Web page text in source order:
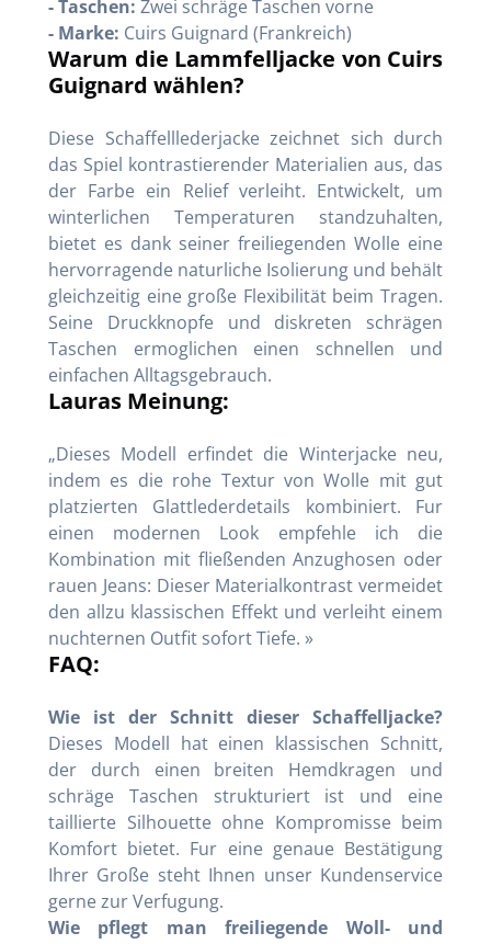
- Taschen: Zwei schräge Taschen vorne
- Marke: Cuirs Guignard (Frankreich)
Warum die Lammfelljacke von Cuirs
Guignard wählen?
Diese Schaffelllederjacke zeichnet sich durch
das Spiel kontrastierender Materialien aus, das
der Farbe ein Relief verleiht. Entwickelt, um
winterlichen Temperaturen standzuhalten,
bietet es dank seiner freiliegenden Wolle eine
hervorragende naturliche Isolierung und behält
gleichzeitig eine große Flexibilität beim Tragen.
Seine Druckknopfe und diskreten schrägen
Taschen ermoglichen einen schnellen und
einfachen Alltagsgebrauch.
Lauras Meinung:
„Dieses Modell erfindet die Winterjacke neu,
indem es die rohe Textur von Wolle mit gut
platzierten Glattlederdetails kombiniert. Fur
einen modernen Look empfehle ich die
Kombination mit fließenden Anzughosen oder
rauen Jeans: Dieser Materialkontrast vermeidet
den allzu klassischen Effekt und verleiht einem
nuchternen Outfit sofort Tiefe. »
FAQ:
Wie ist der Schnitt dieser Schaffelljacke?
Dieses Modell hat einen klassischen Schnitt,
der durch einen breiten Hemdkragen und
schräge Taschen strukturiert ist und eine
taillierte Silhouette ohne Kompromisse beim
Komfort bietet. Fur eine genaue Bestätigung
Ihrer Große steht Ihnen unser Kundenservice
gerne zur Verfugung.
Wie pflegt man freiliegende Woll- und